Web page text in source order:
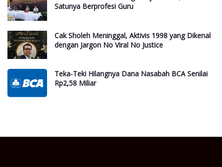
Satunya Berprofesi Guru
Cak Sholeh Meninggal, Aktivis 1998 yang Dikenal
dengan Jargon No Viral No Justice
Teka-Teki Hilangnya Dana Nasabah BCA Senilai
Rp2,58 Miliar